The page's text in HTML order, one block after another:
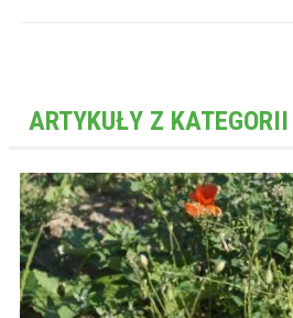
ARTYKUŁY Z KATEGORII